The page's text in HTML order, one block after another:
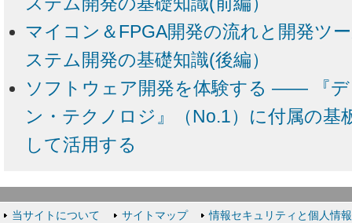
マイコン＆FPGA開発の流れと開発ツ
ステム開発の基礎知識(後編）
ソフトウェア開発を体験する ―― 『
ン・テクノロジ』（No.1）に付属の基
して活用する
当サイトについて サイトマップ 情報セキュリティと個人情